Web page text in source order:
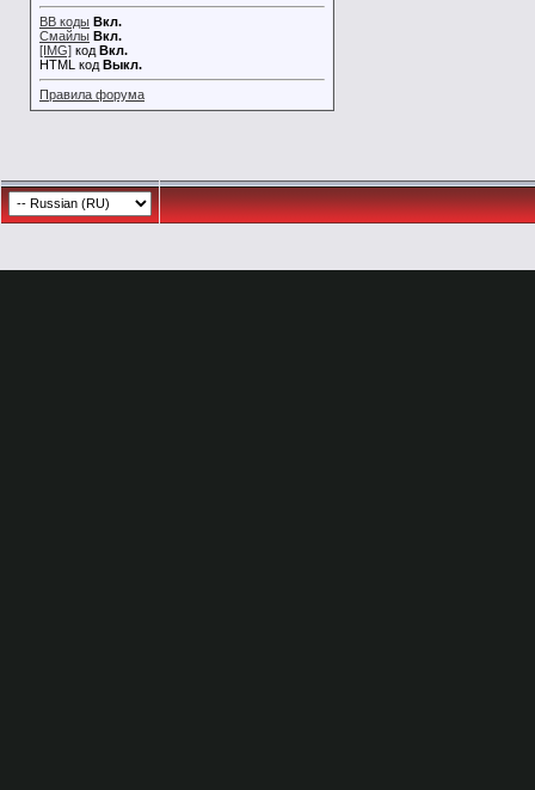
BB коды Вкл.
Смайлы Вкл.
[IMG] код Вкл.
HTML код Выкл.
Правила форума